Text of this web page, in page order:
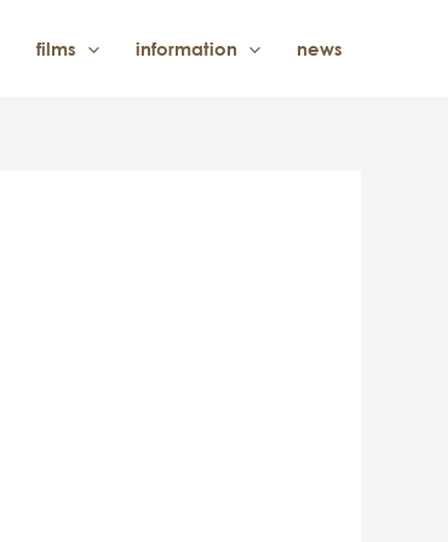
films information news